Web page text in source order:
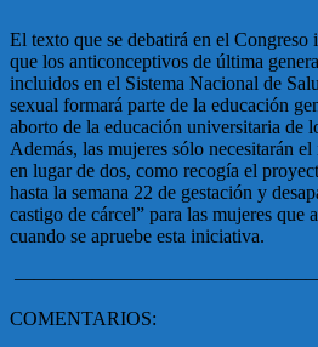
El texto que se debatirá en el Congreso
que los anticonceptivos de última
incluidos en el Sistema Nacional de
sexual formará parte de la educación
aborto de la educación universitaria de
Además, las mujeres sólo necesitarán
en lugar de dos, como recogía el
hasta la semana 22 de gestación y
castigo de cárcel” para las mujeres que
cuando se apruebe esta iniciativa.
COMENTARIOS: